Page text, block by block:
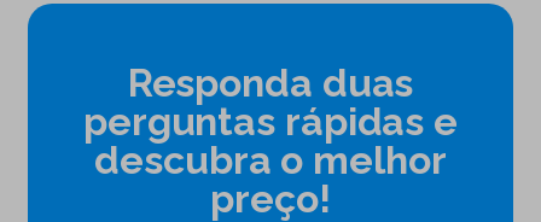
Responda duas
perguntas rápidas e
descubra o melhor
preço!